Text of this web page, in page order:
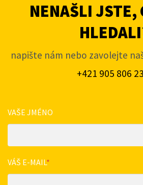
NENAŠLI JSTE,
napište nám nebo zavolejte
+421 905 806
VAŠE JMÉNO
VÁŠ E-MAIL*